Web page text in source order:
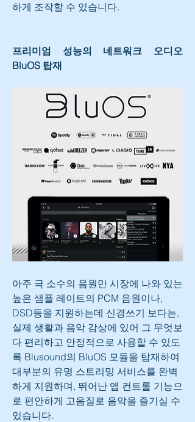
하게 조작할 수 있습니다.
프리미엄 성능의 네트워크 오디오
BluOS 탑재
아주 극 소수의 음원만 시장에 나와 있는
높은 샘플 레이트의 PCM 음원이나,
DSD등을 지원하는데 신경쓰기 보다는,
실제 생활과 음악 감상에 있어 그 무엇보
다 편리하고 안정적으로 사용할 수 있도
록 Blusound의 BluOS 모듈을 탑재하여
대부분의 유명 스트리밍 서비스를 완벽
하게 지원하며, 뛰어난 앱 컨트롤 기능으
로 편안하게 고음질로 음악을 즐기실 수
있습니다.